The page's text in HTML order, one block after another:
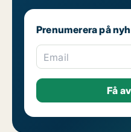
Prenumerera på
Email